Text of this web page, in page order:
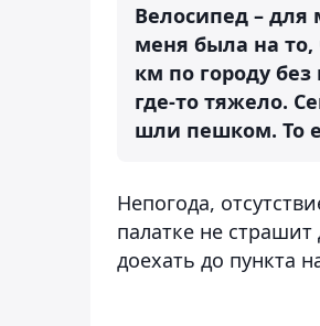
Велосипед – для
меня была на то,
км по городу
где-то тяжело.
шли пешком. То
Непогода,
палатке не
доехать до пункта